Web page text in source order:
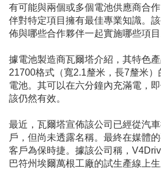
有可能與兩個或多個電池供應商合
伴對特定項目擁有最佳專業知識。
佈與哪些合作夥伴一起實施哪些項目
據電池製造商瓦爾塔介紹，其特色
21700格式（寬2.1釐米，長7釐米
電池。其可以在六分鐘內充滿電，
該仍然有效。
最近，瓦爾塔宣佈該公司已經從汽
戶，但尚未透露名稱。最終在媒體
客戶為保時捷。據該公司稱，
巴符州埃爾萬根工廠的試生產線上